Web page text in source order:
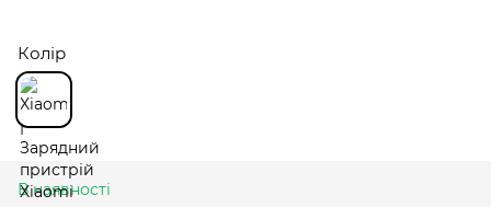
Колір
В наявності